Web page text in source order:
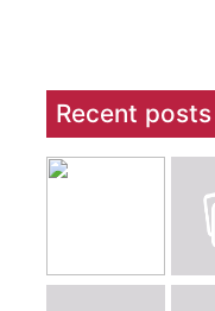
Recent posts